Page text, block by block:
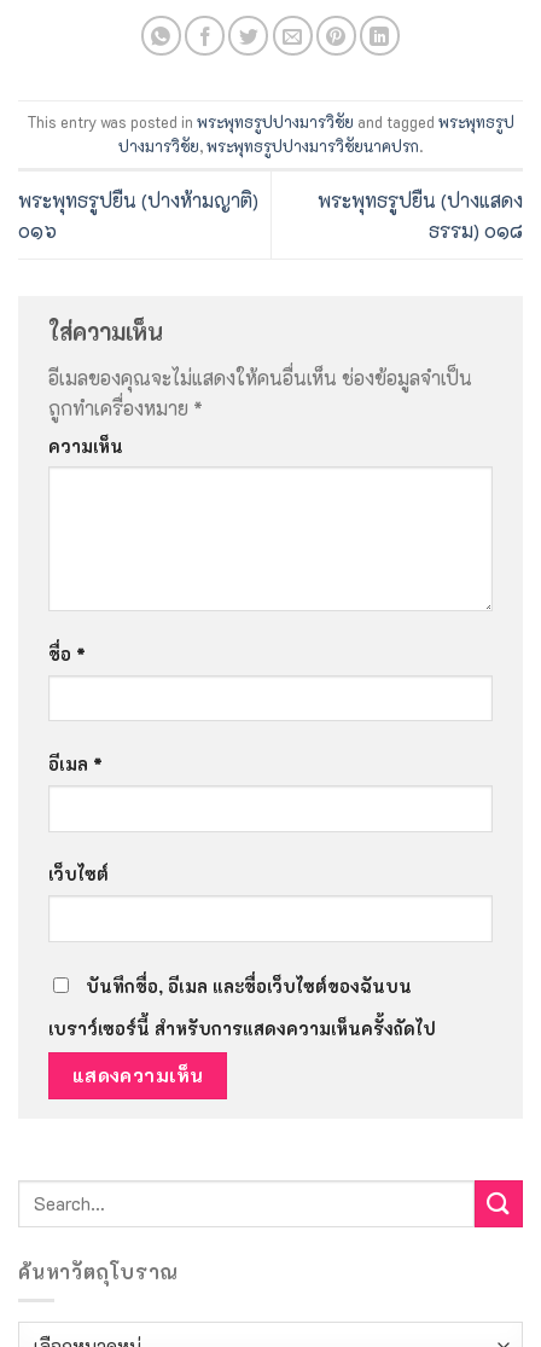
This entry was posted in พระพุทธรูปปางมารวิชัย and tagged พระพุทธรูป
ปางมารวิชัย,พระพุทธรูปปางมารวิชัยนาคปรก.
พระพุทธรูปยืน (ปางห้ามญาติ)
๐๑๖
พระพุทธรูปยืน (ปางแสดง
ธรรม) ๐๑๘
ใส่ความเห็น
อีเมลของคุณจะไม่แสดงให้คนอื่นเห็น ช่องข้อมูลจำเป็น
ถูกทำเครื่องหมาย *
ความเห็น
ชื่อ *
อีเมล *
เว็บไซต์
บันทึกชื่อ, อีเมล และชื่อเว็บไซต์ของฉันบน
เบราว์เซอร์นี้ สำหรับการแสดงความเห็นครั้งถัดไป
ค้นหาวัตถุโบราณ
ค้นหา